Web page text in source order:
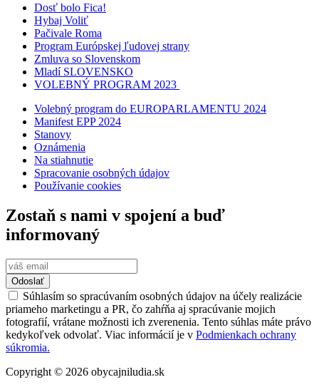
Dosť bolo Fica!
Hybaj Voliť
Pačivale Roma
Program Európskej ľudovej strany
Zmluva so Slovenskom
Mladí SLOVENSKO
VOLEBNÝ PROGRAM 2023
Volebný program do EUROPARLAMENTU 2024
Manifest EPP 2024
Stanovy
Oznámenia
Na stiahnutie
Spracovanie osobných údajov
Používanie cookies
Zostaň s nami v spojení a buď
informovaný
Odoslať
Súhlasím so spracúvaním osobných údajov na účely realizácie
priameho marketingu a PR, čo zahŕňa aj spracúvanie mojich
fotografií, vrátane možnosti ich zverenenia. Tento súhlas máte právo
kedykoľvek odvolať. Viac informácií je v Podmienkach ochrany
súkromia.
Copyright © 2026 obycajniludia.sk